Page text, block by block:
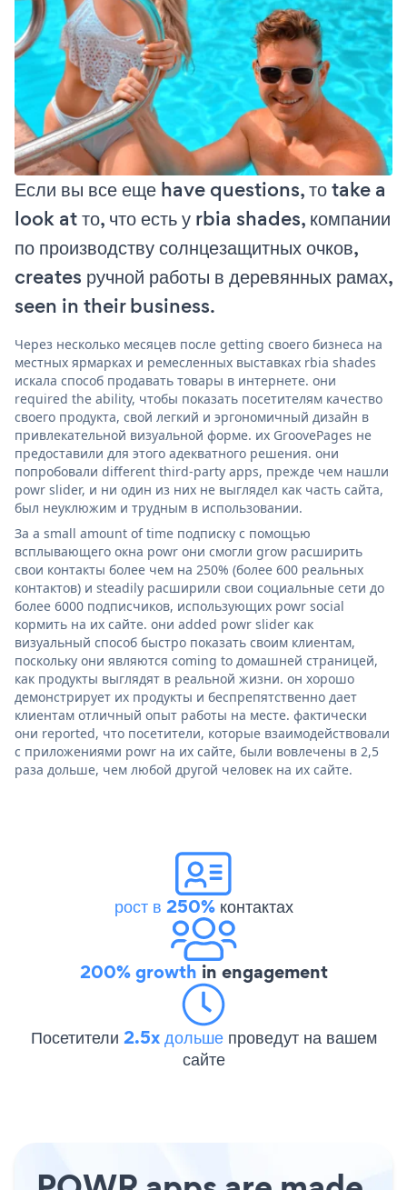
Если вы все еще have questions, то take a
look at то, что есть у rbia shades, компании
по производству солнцезащитных очков,
creates ручной работы в деревянных рамах,
seen in their business.
Через несколько месяцев после getting своего бизнеса на
местных ярмарках и ремесленных выставках rbia shades
искала способ продавать товары в интернете. они
required the ability, чтобы показать посетителям качество
своего продукта, свой легкий и эргономичный дизайн в
привлекательной визуальной форме. их GroovePages не
предоставили для этого адекватного решения. они
попробовали different third-party apps, прежде чем нашли
powr slider, и ни один из них не выглядел как часть сайта,
был неуклюжим и трудным в использовании.
За a small amount of time подписку с помощью
всплывающего окна powr они смогли grow расширить
свои контакты более чем на 250% (более 600 реальных
контактов) и steadily расширили свои социальные сети до
более 6000 подписчиков, использующих powr social
кормить на их сайте. они added powr slider как
визуальный способ быстро показать своим клиентам,
поскольку они являются coming to домашней страницей,
как продукты выглядят в реальной жизни. он хорошо
демонстрирует их продукты и беспрепятственно дает
клиентам отличный опыт работы на месте. фактически
они reported, что посетители, которые взаимодействовали
с приложениями powr на их сайте, были вовлечены в 2,5
раза дольше, чем любой другой человек на их сайте.
рост в 250%контактах
200% growth in engagement
Посетители 2.5x дольше проведут на вашем
сайте